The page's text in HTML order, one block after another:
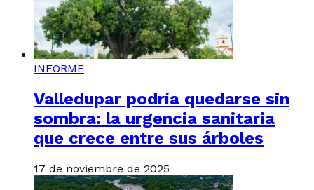
INFORME
Valledupar podría quedarse sin
sombra: la urgencia sanitaria
que crece entre sus árboles
17 de noviembre de 2025